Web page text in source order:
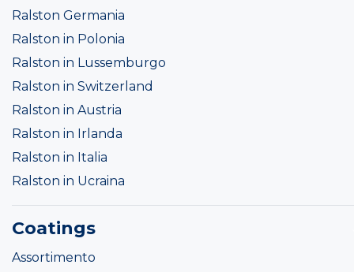
Ralston Germania
Ralston in Polonia
Ralston in Lussemburgo
Ralston in Switzerland
Ralston in Austria
Ralston in Irlanda
Ralston in Italia
Ralston in Ucraina
Coatings
Assortimento